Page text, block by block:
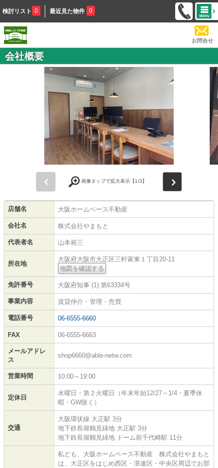
検討リスト 0 最近見た物件 0
お問合せ
会社概要
画像タップで拡大表示【1/3】
店舗名 大阪ホームベース不動産
会社名 株式会社やまもと
代表者名 山本裕三
所在地
大阪府大阪市大正区三軒家東１丁目20-11
地図を確認する
免許番号 大阪府知事 (1) 第63334号
事業内容 賃貸仲介・管理・売買
電話番号 06-6555-6660
FAX 06-6555-6663
メールアドレ
ス
shop6660@able-netw.com
営業時間 10:00～19:00
定休日
水曜日・第２火曜日（年末年始12/27～1/4・夏季休
暇・GW除く）
交通
大阪環状線 大正駅 3分
地下鉄長堀鶴見緑地 大正駅 3分
地下鉄長堀鶴見緑地 ドーム前千代崎駅 11分
私ども、大阪ホームベース不動産 株式会社やまもと
は、大正区をはじめ西区・浪速区・中央区周辺でお部